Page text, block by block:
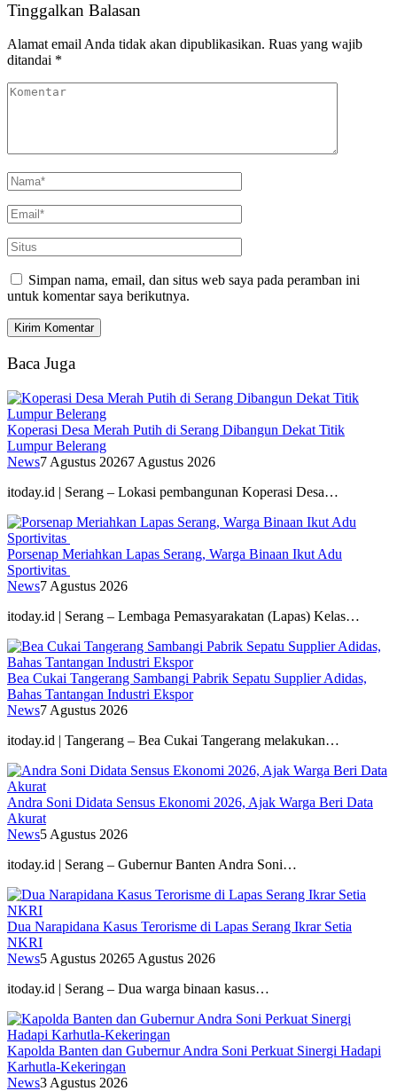
Tinggalkan Balasan
Alamat email Anda tidak akan dipublikasikan. Ruas yang wajib
ditandai *
Simpan nama, email, dan situs web saya pada peramban ini
untuk komentar saya berikutnya.
Baca Juga
Koperasi Desa Merah Putih di Serang Dibangun Dekat Titik
Lumpur Belerang
News7 Agustus 20267 Agustus 2026
itoday.id | Serang – Lokasi pembangunan Koperasi Desa…
Porsenap Meriahkan Lapas Serang, Warga Binaan Ikut Adu
Sportivitas
News7 Agustus 2026
itoday.id | Serang – Lembaga Pemasyarakatan (Lapas) Kelas…
Bea Cukai Tangerang Sambangi Pabrik Sepatu Supplier Adidas,
Bahas Tantangan Industri Ekspor
News7 Agustus 2026
itoday.id | Tangerang – Bea Cukai Tangerang melakukan…
Andra Soni Didata Sensus Ekonomi 2026, Ajak Warga Beri Data
Akurat
News5 Agustus 2026
itoday.id | Serang – Gubernur Banten Andra Soni…
Dua Narapidana Kasus Terorisme di Lapas Serang Ikrar Setia
NKRI
News5 Agustus 20265 Agustus 2026
itoday.id | Serang – Dua warga binaan kasus…
Kapolda Banten dan Gubernur Andra Soni Perkuat Sinergi Hadapi
Karhutla-Kekeringan
News3 Agustus 2026